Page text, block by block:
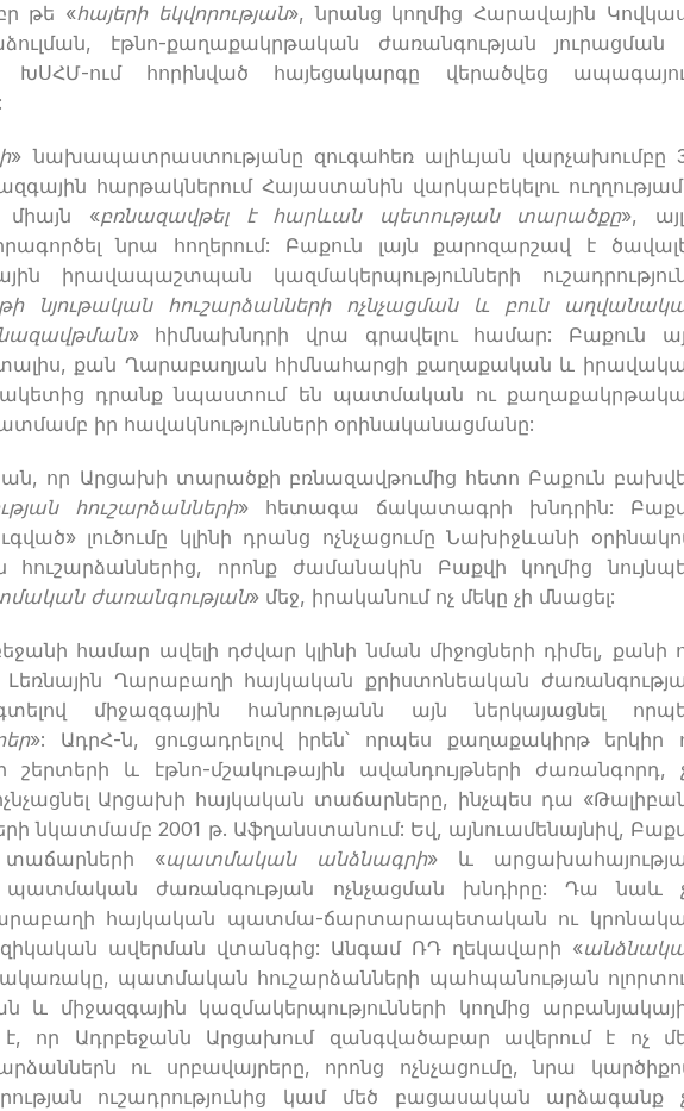
թե «հայերի եկվորության», նրանց կողմից Հարավային
էթնո-քաղաքակրթական ժառանգության յուրացման
ում հորինված հայեցակարգը վերածվեց
» նախապատրաստությանը զուգահեռ ալիևյան վարչախումբը
հարթակներում Հայաստանին վարկաբեկելու
«բռնազավթել է հարևան պետության տարածքը»,
նրա հողերում: Բաքուն լայն քարոզարշավ է
իրավապաշտպան կազմակերպությունների
նյութական հուշարձանների ոչնչացման և բուն
» հիմնախնդրի վրա գրավելու համար: Բաքուն
տալիս, քան Ղարաբաղյան հիմնահարցի քաղաքական և
դրանք նպաստում են պատմական ու
իր հավակնությունների օրինականացմանը:
որ Արցախի տարածքի բռնազավթումից հետո Բաքուն
հուշարձանների» հետագա ճակատագրի խնդրին:
լուծումը կլինի դրանց ոչնչացումը Նախիջևանի
որոնք ժամանակին Բաքվի կողմից
ժառանգության» մեջ, իրականում ոչ մեկը չի մնացել:
համար ավելի դժվար կլինի նման միջոցների դիմել, քանի
Ղարաբաղի հայկական քրիստոնեական
միջազգային հանրությանն այն ներկայացնել
»: ԱդրՀ-ն, ցուցադրելով իրեն՝ որպես քաղաքակիրթ երկիր
և էթնո-մշակութային ավանդույթների ժառանգորդ,
Արցախի հայկական տաճարները, ինչպես դա
նկատմամբ 2001 թ. Աֆղանստանում: Եվ, այնուամենայնիվ,
«պատմական անձնագրի» և
պատմական ժառանգության ոչնչացման խնդիրը: Դա նաև
հայկական պատմա-ճարտարապետական ու
ավերման վտանգից: Անգամ ՌԴ ղեկավարի «
պատմական հուշարձանների պահպանության
միջազգային կազմակերպությունների կողմից
է, որ Ադրբեջանն Արցախում զանգվածաբար ավերում է ոչ
ու սրբավայրերը, որոնց ոչնչացումը, նրա
ուշադրությունից կամ մեծ բացասական արձագանք